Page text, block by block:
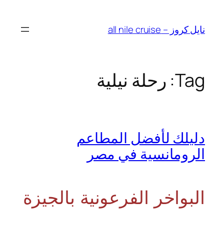
content
نايل كروز – all nile cruise
Tag: رحلة نيلية
دليلك لأفضل المطاعم
الرومانسية في مصر
البواخر الفرعونية بالجيزة